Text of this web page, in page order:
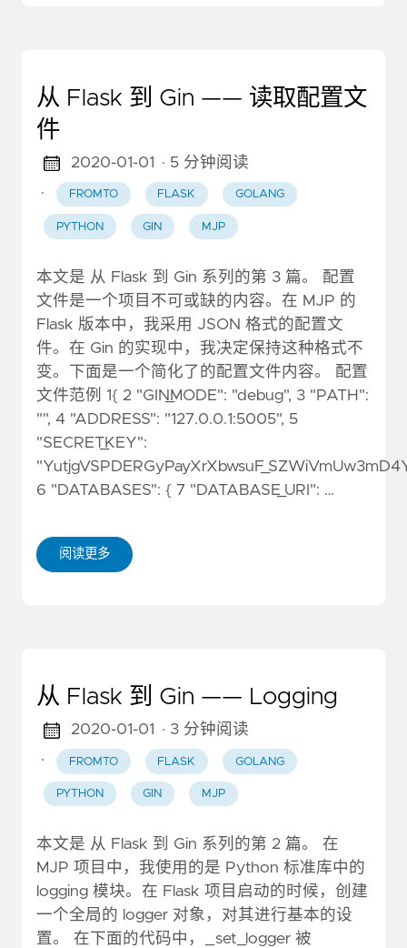
从 Flask 到 Gin —— 读取配置文
件
2020-01-01
· 5 分钟阅读
·
FROMTO FLASK GOLANG
PYTHON GIN MJP
本文是 从 Flask 到 Gin 系列的第 3 篇。 配置
文件是一个项目不可或缺的内容。在 MJP 的
Flask 版本中，我采用 JSON 格式的配置文
件。在 Gin 的实现中，我决定保持这种格式不
变。下面是一个简化了的配置文件内容。 配置
文件范例 1{ 2 "GIN_MODE": "debug", 3 "PATH":
"", 4 "ADDRESS": "127.0.0.1:5005", 5
"SECRET_KEY":
6 "DATABASES": { 7 "DATABASE_URI": …
阅读更多
从 Flask 到 Gin —— Logging
2020-01-01
· 3 分钟阅读
·
FROMTO FLASK GOLANG
PYTHON GIN MJP
本文是 从 Flask 到 Gin 系列的第 2 篇。 在
MJP 项目中，我使用的是 Python 标准库中的
logging 模块。在 Flask 项目启动的时候，创建
一个全局的 logger 对象，对其进行基本的设
置。 在下面的代码中，_set_logger 被